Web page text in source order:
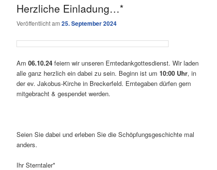
Herzliche Einladung…*
Veröffentlicht am25. September 2024
Am 06.10.24 feiern wir unseren Erntedankgottesdienst. Wir laden
alle ganz herzlich ein dabei zu sein. Beginn ist um10:00 Uhr, in
der ev. Jakobus-Kirche in Breckerfeld. Erntegaben dürfen gern
mitgebracht & gespendet werden.
Seien Sie dabei und erleben Sie die Schöpfungsgeschichte mal
anders.
Ihr Sterntaler*